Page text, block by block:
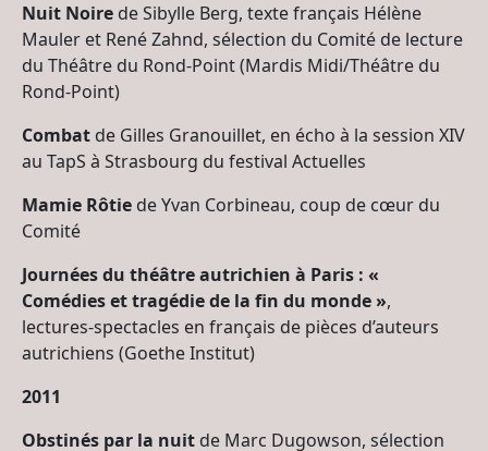
Nuit Noire de Sibylle Berg, texte français Hélène
Mauler et René Zahnd, sélection du Comité de lecture
du Théâtre du Rond-Point (Mardis Midi/Théâtre du
Rond-Point)
Combat de Gilles Granouillet, en écho à la session XIV
au TapS à Strasbourg du festival Actuelles
Mamie Rôtie de Yvan Corbineau, coup de cœur du
Comité
Journées du théâtre autrichien à Paris : «
Comédies et tragédie de la fin du monde »,
lectures-spectacles en français de pièces d’auteurs
autrichiens (Goethe Institut)
2011
Obstinés par la nuit de Marc Dugowson, sélection